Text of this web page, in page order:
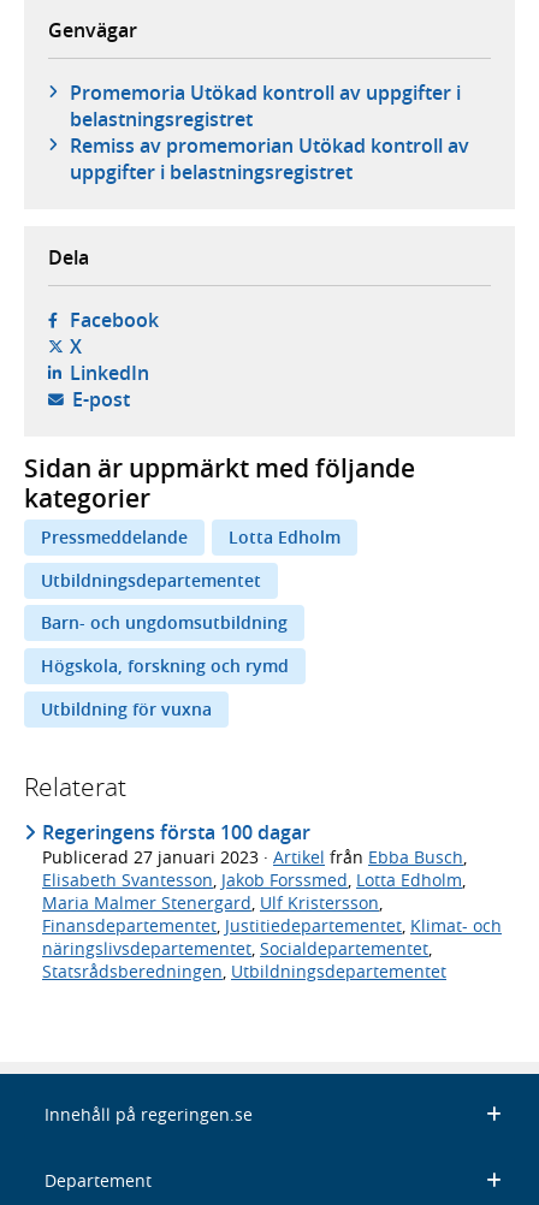
Genvägar
Promemoria Utökad kontroll av uppgifter i
belastningsregistret
Remiss av promemorian Utökad kontroll av
uppgifter i belastningsregistret
Dela
Facebook- öppnas i ny flik, extern webbplats,
X- öppnas i ny flik, extern webbplats,
LinkedIn- öppnas i ny flik, extern webbplats,
E-post- öppnar din e-postklient,
Sidan är uppmärkt med följande
kategorier
Pressmeddelande
Lotta Edholm
Utbildningsdepartementet
Barn- och ungdomsutbildning
Högskola, forskning och rymd
Utbildning för vuxna
Relaterat
Regeringens första 100 dagar
Publicerad 27 januari 2023 · Artikel från Ebba Busch
Elisabeth Svantesson Jakob Forssmed Lotta Edholm
Maria Malmer Stenergard Ulf Kristersson
Finansdepartementet Justitiedepartementet Klimat- och
näringslivsdepartementet Socialdepartementet
Statsrådsberedningen Utbildningsdepartementet
Innehåll på regeringen.se
Departement